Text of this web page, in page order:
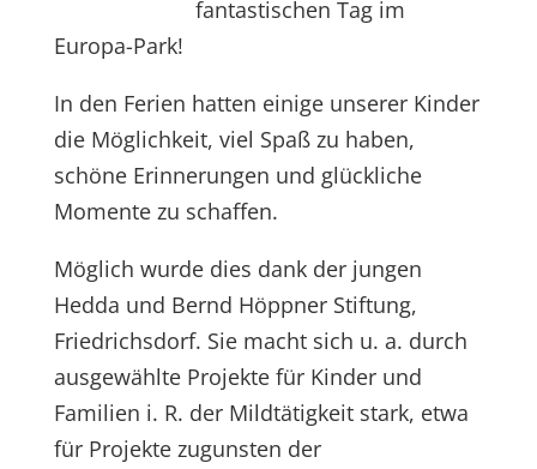
fantastischen Tag im
Europa-Park!
In den Ferien hatten einige unserer Kinder
die Möglichkeit, viel Spaß zu haben,
schöne Erinnerungen und glückliche
Momente zu schaffen.
Möglich wurde dies dank der jungen
Hedda und Bernd Höppner Stiftung,
Friedrichsdorf. Sie macht sich u. a. durch
ausgewählte Projekte für Kinder und
Familien i. R. der Mildtätigkeit stark, etwa
für Projekte zugunsten der